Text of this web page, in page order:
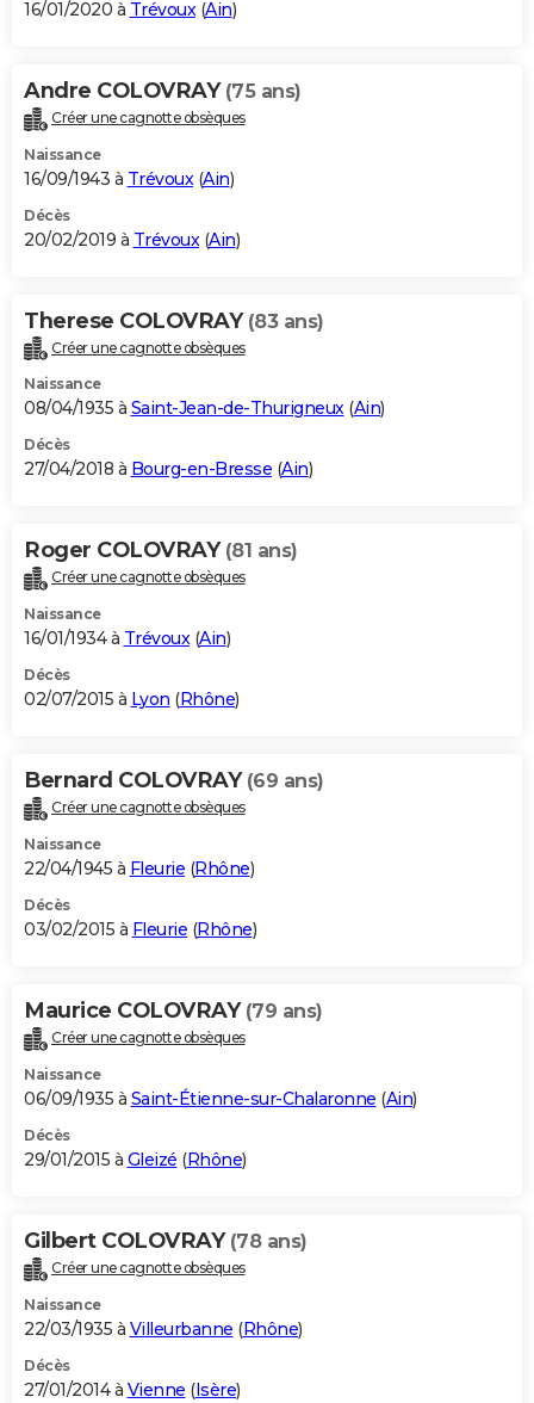
16/01/2020 à Trévoux(Ain)
Andre COLOVRAY (75 ans)
Créer une cagnotte obsèques
Naissance
16/09/1943 à Trévoux (Ain)
Décès
20/02/2019 à Trévoux (Ain)
Therese COLOVRAY (83 ans)
Créer une cagnotte obsèques
Naissance
08/04/1935 à Saint-Jean-de-Thurigneux(Ain)
Décès
27/04/2018 à Bourg-en-Bresse (Ain)
Roger COLOVRAY (81 ans)
Créer une cagnotte obsèques
Naissance
16/01/1934 à Trévoux(Ain)
Décès
02/07/2015 à Lyon (Rhône)
Bernard COLOVRAY (69 ans)
Créer une cagnotte obsèques
Naissance
22/04/1945 à Fleurie (Rhône)
Décès
03/02/2015 à Fleurie (Rhône)
Maurice COLOVRAY (79 ans)
Créer une cagnotte obsèques
Naissance
06/09/1935 à Saint-Étienne-sur-Chalaronne (Ain)
Décès
29/01/2015 à Gleizé (Rhône)
Gilbert COLOVRAY (78 ans)
Créer une cagnotte obsèques
Naissance
22/03/1935 à Villeurbanne (Rhône)
Décès
27/01/2014 à Vienne (Isère)